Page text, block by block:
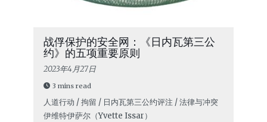
战俘保护的安全网：《日内瓦第三公
约》的五项重要原则
2023年4月27日
3 mins read
人道行动 / 拘留 / 日内瓦第三公约评注 / 法律与冲突
伊维特·伊萨尔（Yvette Issar）